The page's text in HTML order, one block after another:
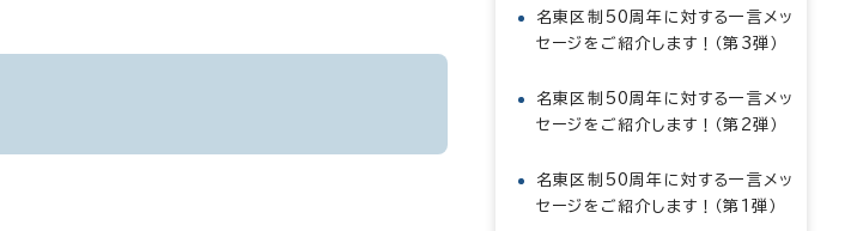
名東区制50周年に対する一言メッ
セージをご紹介します！（第3弾）
名東区制50周年に対する一言メッ
セージをご紹介します！（第2弾）
名東区制50周年に対する一言メッ
セージをご紹介します！（第1弾）